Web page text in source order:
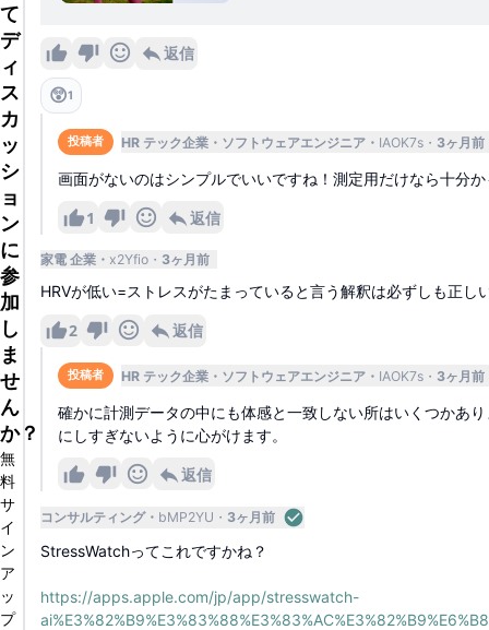
て
デ
ィ
ス
カ
ッ
シ
ョ
ン
に
参
加
し
ま
せ
ん
か？
無
料
サ
イ
ン
ア
ッ
プ
返信
😲1
投稿者 HR テック企業 ソフトウェアエンジニア IAOK7s 3ヶ月前
画面がないのはシンプルでいいですね！測定用だけなら十分
1 返信
家電 企業 x2Yfio 3ヶ月前
HRVが低い=ストレスがたまっていると言う解釈は必ずしも正し
2 返信
投稿者 HR テック企業 ソフトウェアエンジニア IAOK7s 3ヶ月前
確かに計測データの中にも体感と一致しない所はいくつかあ
にしすぎないように心がけます。
返信
コンサルティング bMP2YU 3ヶ月前
StressWatchってこれですかね？
https://apps.apple.com/jp/app/stresswatch-